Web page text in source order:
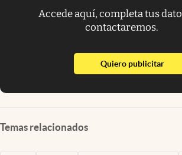
Accede aquí, completa tus
contactaremos.
Quiero publicitarabre
Temas relacionados